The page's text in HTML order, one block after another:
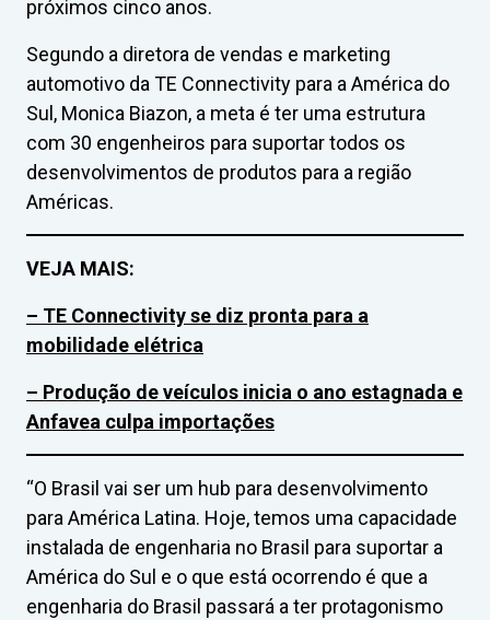
próximos cinco anos.
Segundo a diretora de vendas e marketing
automotivo da TE Connectivity para a América do
Sul, Monica Biazon, a meta é ter uma estrutura
com 30 engenheiros para suportar todos os
desenvolvimentos de produtos para a região
Américas.
VEJA MAIS:
– TE Connectivity se diz pronta para a
mobilidade elétrica
– Produção de veículos inicia o ano estagnada e
Anfavea culpa importações
“O Brasil vai ser um hub para desenvolvimento
para América Latina. Hoje, temos uma capacidade
instalada de engenharia no Brasil para suportar a
América do Sul e o que está ocorrendo é que a
engenharia do Brasil passará a ter protagonismo